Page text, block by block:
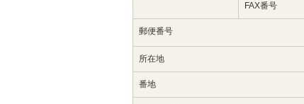
FAX番号
郵便番号
所在地
番地